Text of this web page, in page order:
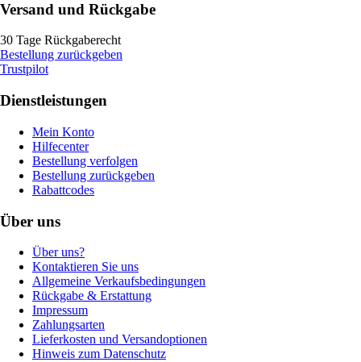
Versand und Rückgabe
30 Tage Rückgaberecht
Bestellung zurückgeben
Trustpilot
Dienstleistungen
Mein Konto
Hilfecenter
Bestellung verfolgen
Bestellung zurückgeben
Rabattcodes
Über uns
Über uns?
Kontaktieren Sie uns
Allgemeine Verkaufsbedingungen
Rückgabe & Erstattung
Impressum
Zahlungsarten
Lieferkosten und Versandoptionen
Hinweis zum Datenschutz